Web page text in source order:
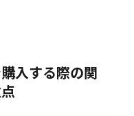
入する際の関